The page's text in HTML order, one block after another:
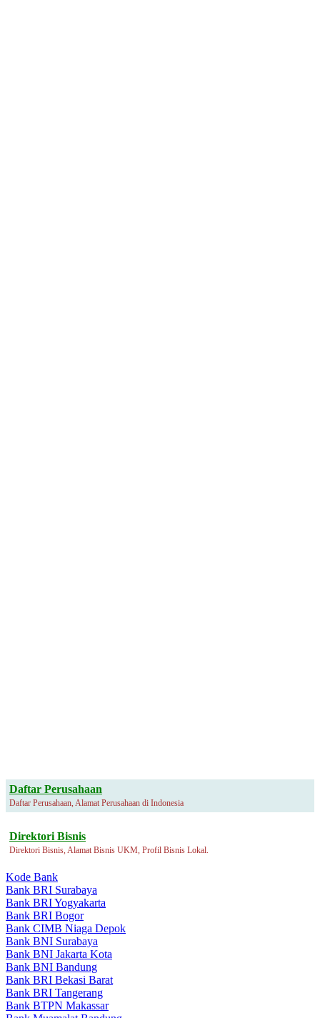
Daftar Perusahaan
Daftar Perusahaan, Alamat Perusahaan di Indonesia
Direktori Bisnis
Direktori Bisnis, Alamat Bisnis UKM, Profil Bisnis Lokal.
Kode Bank
Bank BRI Surabaya
Bank BRI Yogyakarta
Bank BRI Bogor
Bank CIMB Niaga Depok
Bank BNI Surabaya
Bank BNI Jakarta Kota
Bank BNI Bandung
Bank BRI Bekasi Barat
Bank BRI Tangerang
Bank BTPN Makassar